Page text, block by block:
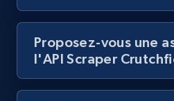
Lazada - Products -
URL, Title, Rating, Reviews,
price, Currency, Stock, and
Proposez-vous une
l'API Scraper